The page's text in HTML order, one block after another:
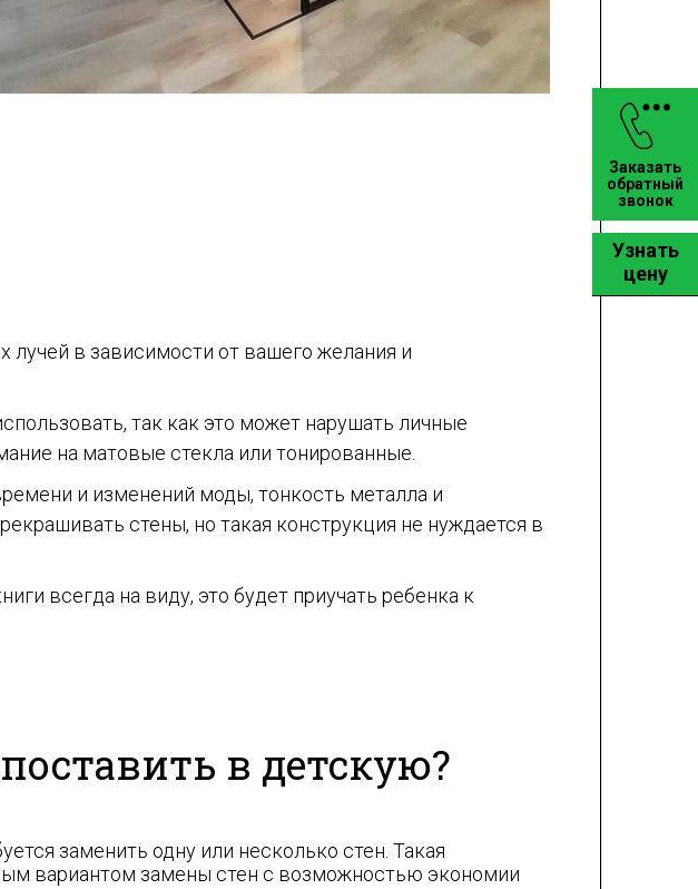
в зависимости от вашего желания и
так как это может нарушать личные
на матовые стекла или тонированные.
и изменений моды, тонкость металла и
стены, но такая конструкция не нуждается в
всегда на виду, это будет приучать ребенка к
в детскую?
заменить одну или несколько стен. Такая
вариантом замены стен с возможностью экономии
Узнать
цену
Заказать
обратный
звонок